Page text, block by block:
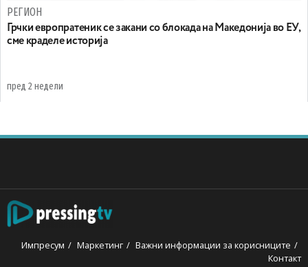
РЕГИОН
Грчки европратеник се закани со блокада на Македонија во ЕУ,
сме краделе историја
пред 2 недели
Импресум Маркетинг
Важни информации за корисниците
Контакт